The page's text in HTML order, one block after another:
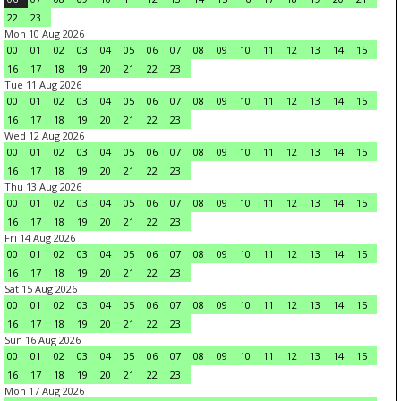
22
23
Mon 10 Aug 2026
00
01 02 03 04 05 06 07 08 09 10 11 12 13 14
15
16
17 18 19 20 21 22
23
Tue 11 Aug 2026
00
01 02 03 04 05 06 07 08 09 10 11 12 13 14
15
16
17 18 19 20 21 22
23
Wed 12 Aug 2026
00
01 02 03 04 05 06 07 08 09 10 11 12 13 14
15
16
17 18 19 20 21 22
23
Thu 13 Aug 2026
00
01 02 03 04 05 06 07 08 09 10 11 12 13 14
15
16
17 18 19 20 21 22
23
Fri 14 Aug 2026
00
01 02 03 04 05 06 07 08 09 10 11 12 13 14
15
16
17 18 19 20 21 22
23
Sat 15 Aug 2026
00
01 02 03 04 05 06 07 08 09 10 11 12 13 14
15
16
17 18 19 20 21 22
23
Sun 16 Aug 2026
00
01 02 03 04 05 06 07 08 09 10 11 12 13 14
15
16
17 18 19 20 21 22
23
Mon 17 Aug 2026